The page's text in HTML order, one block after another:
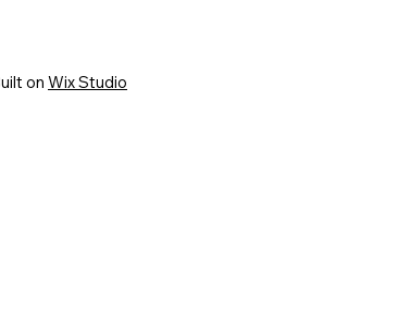
on Wix Studio